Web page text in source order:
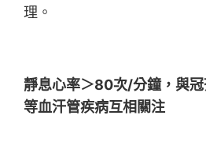
理。
靜息心率＞80次/分鐘，與
等血汗管疾病互相關注